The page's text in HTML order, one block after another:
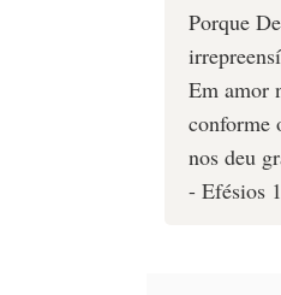
Porque
Em amor
conforme
nos deu
- Efésios